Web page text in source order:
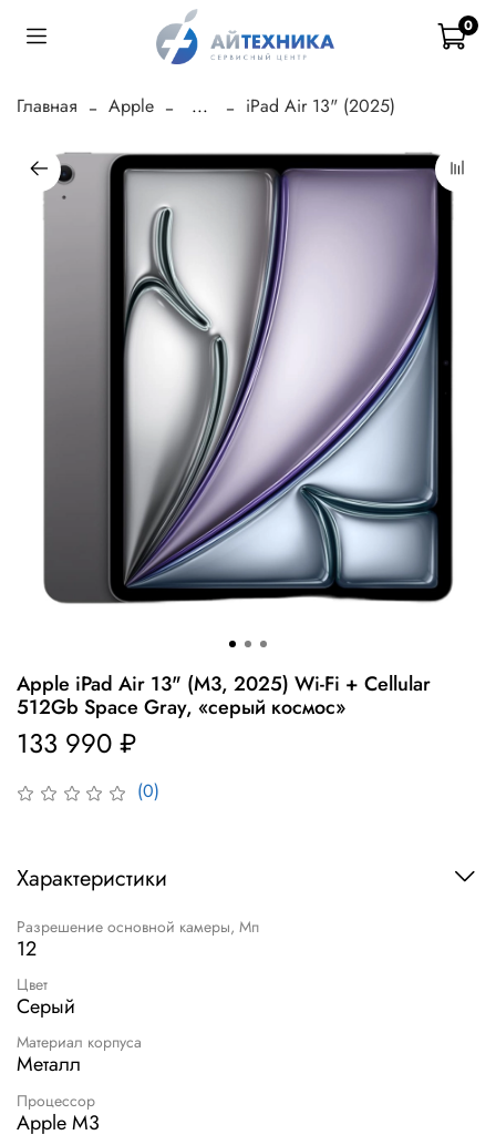
0
Главная Apple ... iPad Air 13" (2025)
(0)
Apple iPad Air 13" (M3, 2025) Wi-Fi + Cellular
512Gb Space Gray, «серый космос»
133 990 ₽
Характеристики
Разрешение основной камеры, Мп
12
Цвет
Серый
Материал корпуса
Металл
Процессор
Apple M3